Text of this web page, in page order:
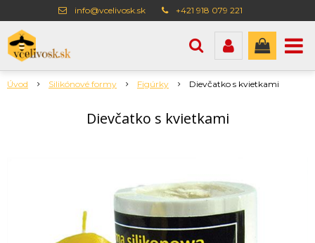
info@vcelivosk.sk +421 918 079 221
Úvod Silikónové formy Figúrky Dievčatko s kvietkami
Dievčatko s kvietkami